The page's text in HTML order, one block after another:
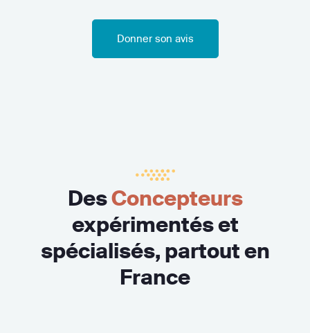
Donner son avis
DesConcepteurs
expérimentés et
spécialisés, partout en
France